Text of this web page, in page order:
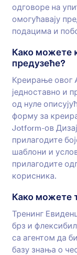
одговоре на
омогућавају
подацима и
Како можете
предузеће?
Креирање овог
једноставно и
од нуле
форму за
Jotform-ов
прилагодите
шаблони и
прилагодите
корисника.
Како можете
Тренинг
брз и
са агентом да
базу знања о